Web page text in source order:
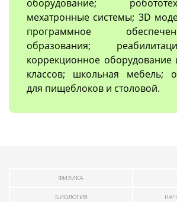
оборудование;
мехатронные системы; 3D
программное
образования;
коррекционное оборудование
классов; школьная мебель;
для пищеблоков и столовой.
ФИЗИКА
БИОЛОГИЯ